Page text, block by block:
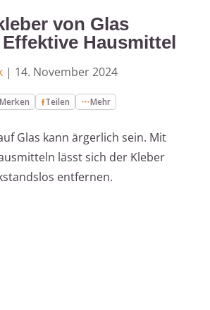
von Glas
Hausmittel
| 14. November 2024
Merken Teilen Mehr
Glas kann ärgerlich sein. Mit
lässt sich der Kleber
entfernen.